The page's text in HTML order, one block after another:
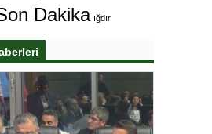
Dakika ığdır